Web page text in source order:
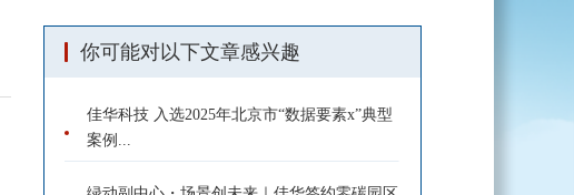
你可能对以下文章感兴趣
佳华科技 入选2025年北京市“数据要素x”典型
案例...